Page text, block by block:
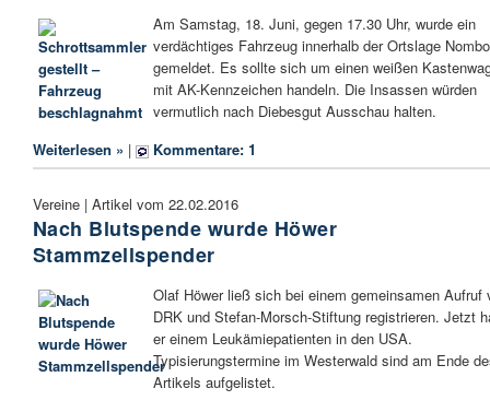
Am Samstag, 18. Juni, gegen 17.30 Uhr, wurde ein
verdächtiges Fahrzeug innerhalb der Ortslage
gemeldet. Es sollte sich um einen weißen
mit AK-Kennzeichen handeln. Die Insassen würden
vermutlich nach Diebesgut Ausschau halten.
Weiterlesen » | Kommentare: 1
Vereine | Artikel vom 22.02.2016
Nach Blutspende wurde Höwer
Stammzellspender
Olaf Höwer ließ sich bei einem gemeinsamen Aufruf
DRK und Stefan-Morsch-Stiftung registrieren. Jetzt
er einem Leukämiepatienten in den USA.
Typisierungstermine im Westerwald sind am Ende
Artikels aufgelistet.